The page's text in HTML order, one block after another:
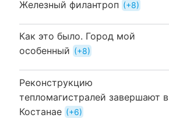
Железный филантроп +8
Как это было. Город мой
особенный
+8
Реконструкцию
тепломагистралей завершают в
Костанае
+6